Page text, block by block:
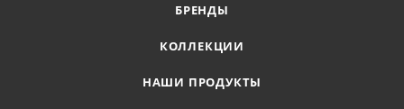
БРЕНДЫ
КОЛЛЕКЦИИ
НАШИ ПРОДУКТЫ